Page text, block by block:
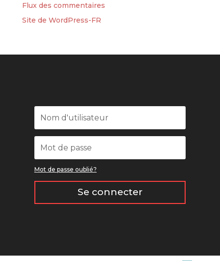
Flux des commentaires
Site de WordPress-FR
Mot de passe oublié?
Se connecter